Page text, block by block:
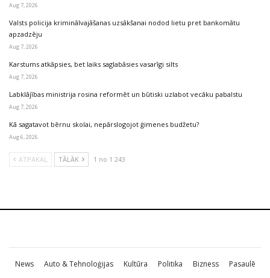
Aug 7, 2026
Valsts policija kriminālvajāšanas uzsākšanai nodod lietu pret bankomātu
apzadzēju
Aug 7, 2026
Karstums atkāpsies, bet laiks saglabāsies vasarīgi silts
Aug 7, 2026
Labklājības ministrija rosina reformēt un būtiski uzlabot vecāku pabalstu
Aug 7, 2026
Kā sagatavot bērnu skolai, nepārslogojot ģimenes budžetu?
Aug 6, 2026
ATPAKAĻ TĀLĀK 1 no 1 243
News Auto & Tehnoloģijas Kultūra Politika Bizness
Pasaulē